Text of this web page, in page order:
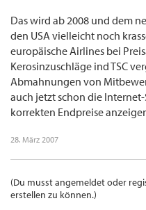
Das wird ab 2008 und dem
den USA vielleicht noch
europäische Airlines bei
Kerosinzuschläge ind TSC
Abmahnungen von
auch jetzt schon die
korrekten Endpreise
28. März 2007
(Du musst angemeldet oder
erstellen zu können.)